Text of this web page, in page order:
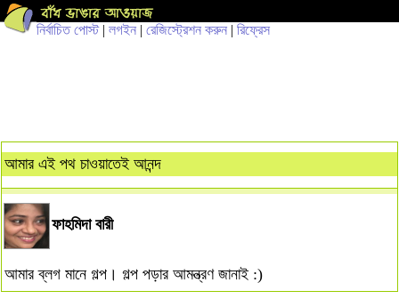
নির্বাচিত পোস্ট| লগইন | রেজিস্ট্রেশন করুন | রিফ্রেস
আমার এই পথ চাওয়াতেই আনন্দ
ফাহমিদা বারী
আমার ব্লগ মানে গল্প। গল্প পড়ার আমন্ত্রণ জানাই :)